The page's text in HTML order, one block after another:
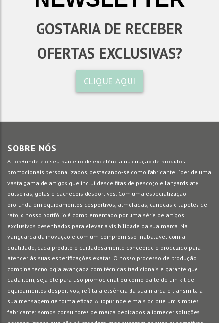
GOSTARIA DE RECEBER
OFERTAS EXCLUSIVAS?
CLIQUE AQUI
SOBRE NÓS
A TopBrinde é o seu parceiro de excelência na criação de produtos
promocionais personalizados, destacando-se como fabricante líder de uma
vasta gama de artigos que inclui desde fitas de pescoço e lanyards até
pulseiras, golas e cachecóis desportivos. Com uma especialização
profunda em equipamentos desportivos, almofadas, canecas e tapetes de
rato, o nosso portfólio é complementado por uma série de artigos
exclusivos desenhados para elevar a visibilidade da sua marca. Na
vanguarda da inovação e com um compromisso inabalável com a
qualidade, cada produto é cuidadosamente concebido e produzido para
atender às suas especificações exatas. O nosso processo de produção,
combina tecnologia avançada com técnicas tradicionais e garante que
cada item, seja ele para uso promocional ou como parte de um kit de
equipamentos desportivos, reflita a essência da sua marca e transmita a
sua mensagem de forma eficaz. A TopBrinde é mais do que um simples
fabricante; somos consultores de marca dedicados a fornecer soluções